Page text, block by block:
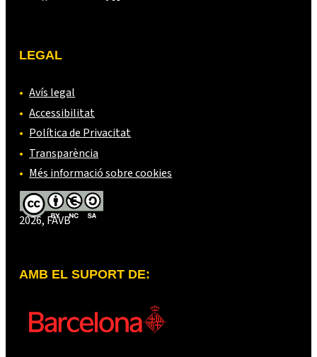
LEGAL
Avís legal
Accessibilitat
Política de Privacitat
Transparència
Més informació sobre cookies
2026, FAVB
AMB EL SUPORT DE: